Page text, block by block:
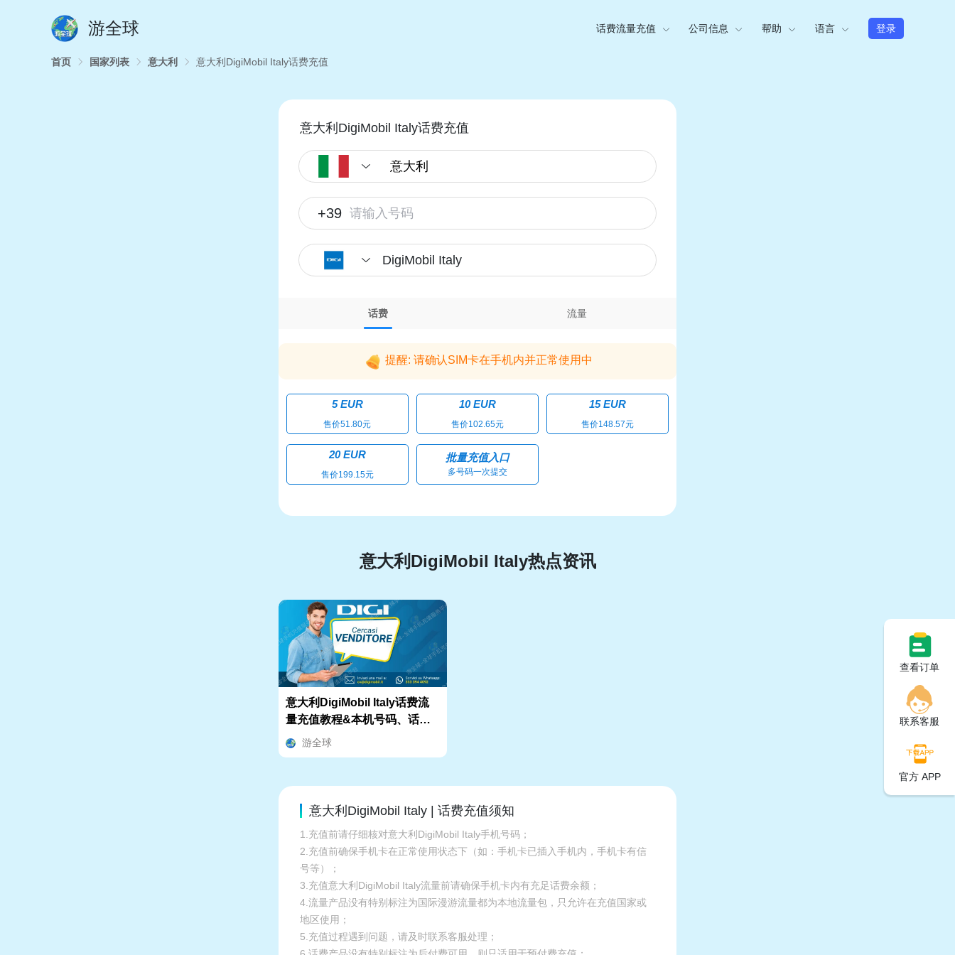
游全球 话费流量充值 公司信息 帮助 语言 登录
首页 国家列表 意大利 意大利DigiMobil Italy话费充值
意大利DigiMobil Italy话费充值
+39
DigiMobil Italy
话费 流量
提醒: 请确认SIM卡在手机内并正常使用中
5 EUR
售价51.80元
10 EUR
售价102.65元
15 EUR
售价148.57元
20 EUR
售价199.15元
批量充值入口
多号码一次提交
意大利DigiMobil Italy热点资讯
意大利DigiMobil Italy话费流
量充值教程&本机号码、话费
流量余额查询指南
游全球
意大利DigiMobil Italy | 话费充值须知
1.充值前请仔细核对意大利DigiMobil Italy手机号码；
2.充值前确保手机卡在正常使用状态下（如：手机卡已插入手机内，手机卡有信
号等）；
3.充值意大利DigiMobil Italy流量前请确保手机卡内有充足话费余额；
4.流量产品没有特别标注为国际漫游流量都为本地流量包，只允许在充值国家或
地区使用；
5.充值过程遇到问题，请及时联系客服处理；
查看订单
联系客服
官方 APP